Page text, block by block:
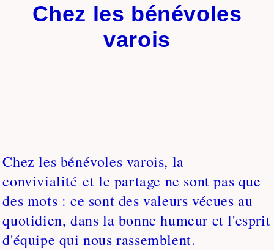
Chez les bénévoles
varois
Chez les bénévoles varois, la
convivialité et le partage ne sont pas que
des mots : ce sont des valeurs vécues au
quotidien, dans la bonne humeur et l'esprit
d'équipe qui nous rassemblent.